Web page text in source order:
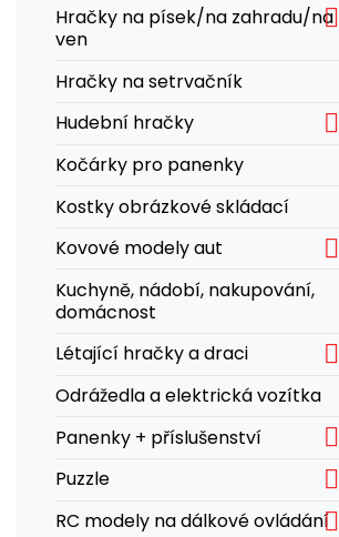
Hračky na písek/na zahradu/na
ven

Hračky na setrvačník
Hudební hračky

Kočárky pro panenky
Kostky obrázkové skládací
Kovové modely aut

Kuchyně, nádobí, nakupování,
domácnost
Létající hračky a draci

Odrážedla a elektrická vozítka
Panenky + příslušenství

Puzzle 
RC modely na dálkové ovládání